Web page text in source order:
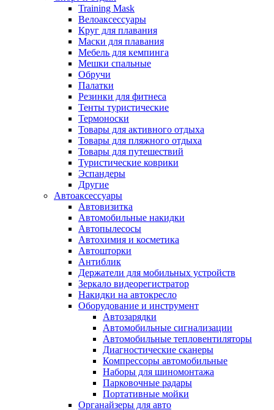
Training Mask
Велоаксессуары
Круг для плавания
Маски для плавания
Мебель для кемпинга
Мешки спальные
Обручи
Палатки
Резинки для фитнеса
Тенты туристические
Термоноски
Товары для активного отдыха
Товары для пляжного отдыха
Товары для путешествий
Туристические коврики
Эспандеры
Другие
Автоаксессуары
Автовизитка
Автомобильные накидки
Автопылесосы
Автохимия и косметика
Автошторки
Антиблик
Держатели для мобильных устройств
Зеркало видеорегистратор
Накидки на автокресло
Оборудование и инструмент
Автозарядки
Автомобильные сигнализации
Автомобильные тепловентиляторы
Диагностические сканеры
Компрессоры автомобильные
Наборы для шиномонтажа
Парковочные радары
Портативные мойки
Органайзеры для авто